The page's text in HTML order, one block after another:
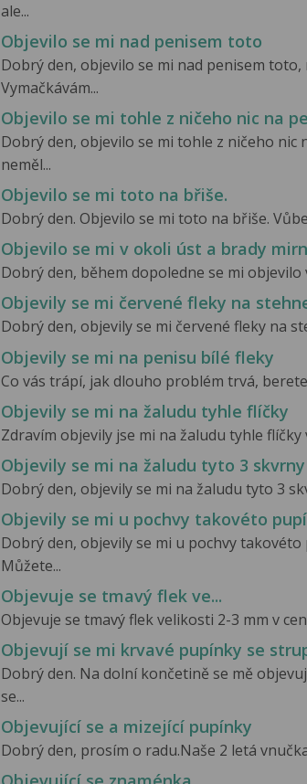
ale...
Objevilo se mi nad penisem toto
Dobrý den, objevilo se mi nad penisem toto,
Vymačkávám...
Objevilo se mi tohle z ničeho nic na
Dobrý den, objevilo se mi tohle z ničeho nic
neměl...
Objevilo se mi toto na břiše.
Dobrý den. Objevilo se mi toto na břiše.
Objevilo se mi v okoli úst a brady
Dobrý den, během dopoledne se mi
Objevily se mi červené fleky na
Dobrý den, objevily se mi červené fleky na
Objevily se mi na penisu bílé fleky
Co vás trápí, jak dlouho problém trvá,
Objevily se mi na žaludu tyhle flíčky
Zdravím objevily jse mi na žaludu tyhle flíčky
Objevily se mi na žaludu tyto 3 skvrny
Dobrý den, objevily se mi na žaludu tyto 3
Objevily se mi u pochvy takovéto
Dobrý den, objevily se mi u pochvy
Můžete...
Objevuje se tmavý flek ve...
Objevuje se tmavý flek velikosti 2-3 mm v
Objevují se mi krvavé pupínky se
Dobrý den. Na dolní končetině se mě
se...
Objevující se a mizející pupínky
Dobrý den, prosím o radu.Naše 2 letá